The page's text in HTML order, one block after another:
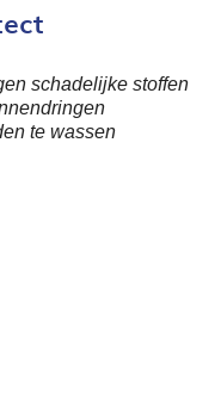
schadelijke stoffen
te wassen